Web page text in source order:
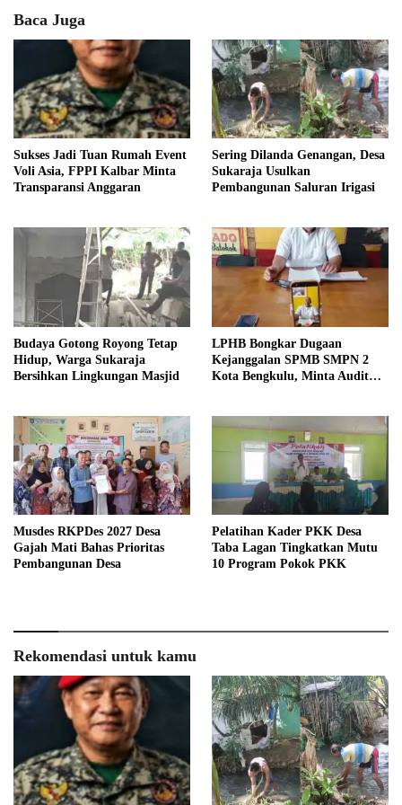
Baca Juga
Sukses Jadi Tuan Rumah Event
Voli Asia, FPPI Kalbar Minta
Transparansi Anggaran
Sering Dilanda Genangan, Desa
Sukaraja Usulkan
Pembangunan Saluran Irigasi
Budaya Gotong Royong Tetap
Hidup, Warga Sukaraja
Bersihkan Lingkungan Masjid
LPHB Bongkar Dugaan
Kejanggalan SPMB SMPN 2
Kota Bengkulu, Minta Audit
Musdes RKPDes 2027 Desa
Gajah Mati Bahas Prioritas
Pembangunan Desa
Pelatihan Kader PKK Desa
Taba Lagan Tingkatkan Mutu
10 Program Pokok PKK
Rekomendasi untuk kamu